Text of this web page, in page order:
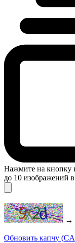
Нажмите на кнопку
до 10 изображений
→
Обновить капчу